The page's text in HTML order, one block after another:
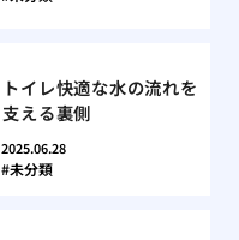
トイレ快適な水の流れを
支える裏側
2025.06.28
未分類